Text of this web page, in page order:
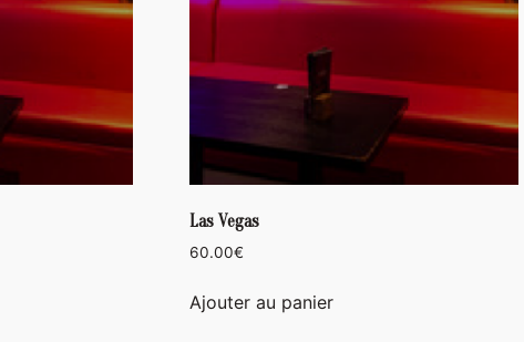
Las Vegas
60.00€
Ajouter au panier